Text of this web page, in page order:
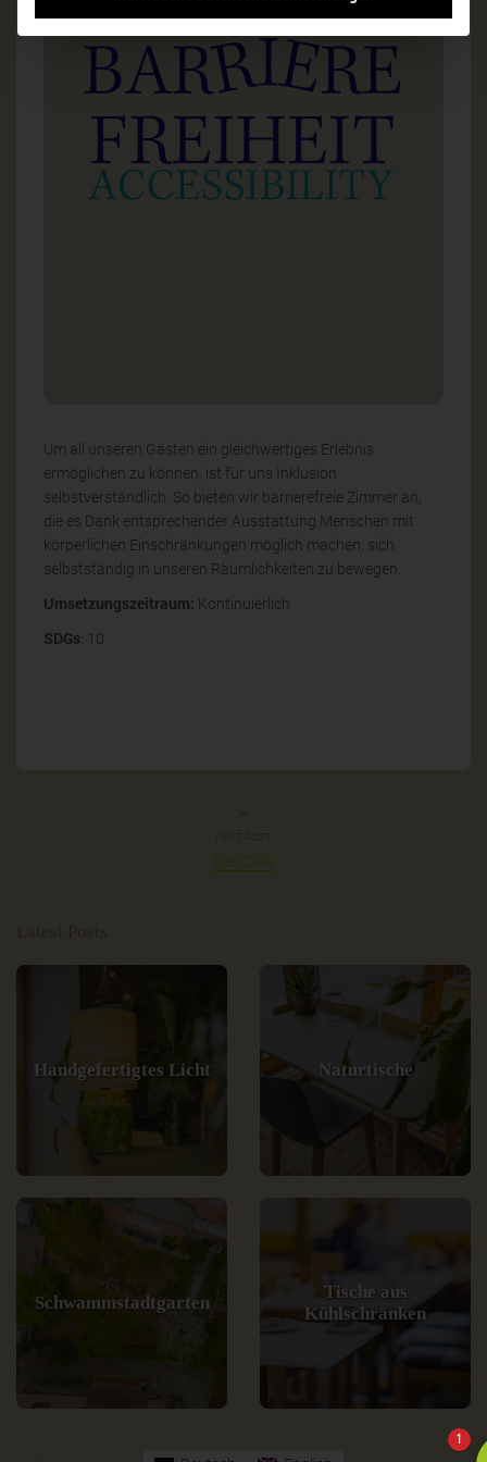
Um all unseren Gästen ein gleichwertiges Erlebnis
ermöglichen zu können, ist für uns Inklusion
selbstverständlich. So bieten wir barrierefreie Zimmer an,
die es Dank entsprechender Ausstattung Menschen mit
körperlichen Einschränkungen möglich machen, sich
selbstständig in unseren Räumlichkeiten zu bewegen.
Umsetzungszeitraum: Kontinuierlich
SDGs: 10
Die SDGs
Handgefertigtes Licht Naturtische
Schwammstadtgarten
Tische aus
Kühlschränken
1